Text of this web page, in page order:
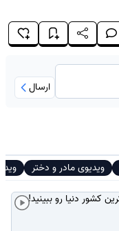
ارسال
ویدیوی مادر و دختر